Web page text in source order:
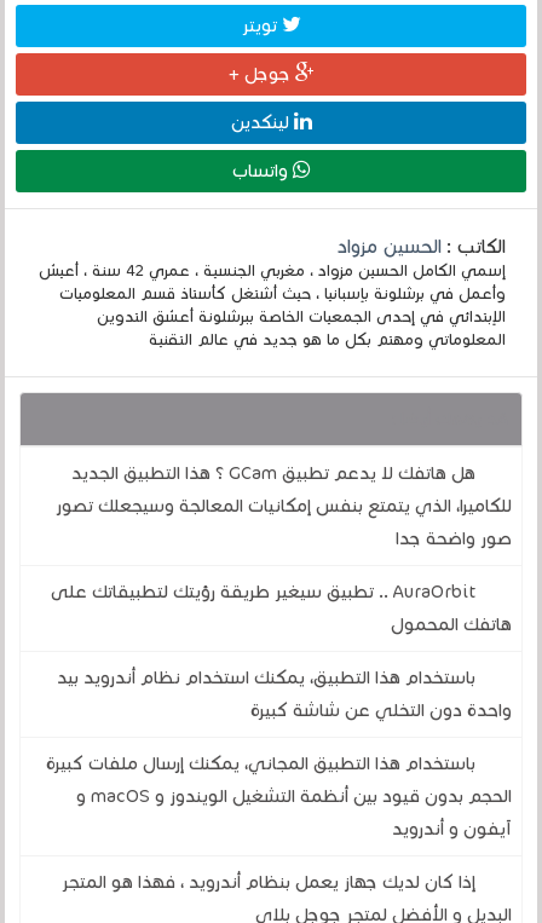
تويتر
جوجل +
لينكدين
واتساب
الكاتب :الحسين مزواد
إسمي الكامل الحسين مزواد ، مغربي الجنسية ، عمري 42 سنة ، أعيش
وأعمل في برشلونة بإسبانيا ، حيث أشتغل كأستاذ قسم المعلوميات
الإبتدائي في إحدى الجمعيات الخاصة ببرشلونة أعشق التدوين
المعلوماتي ومهتم بكل ما هو جديد في عالم التقنية
هل هاتفك لا يدعم تطبيق GCam ؟ هذا التطبيق الجديد
للكاميرا، الذي يتمتع بنفس إمكانيات المعالجة وسيجعلك تصور
صور واضحة جدا
AuraOrbit .. تطبيق سيغير طريقة رؤيتك لتطبيقاتك على
هاتفك المحمول
باستخدام هذا التطبيق، يمكنك استخدام نظام أندرويد بيد
واحدة دون التخلي عن شاشة كبيرة
باستخدام هذا التطبيق المجاني، يمكنك إرسال ملفات كبيرة
الحجم بدون قيود بين أنظمة التشغيل الويندوز و macOS و
آيفون و أندرويد
إذا كان لديك جهاز يعمل بنظام أندرويد ، فهذا هو المتجر
البديل و الأفضل لمتجر جوجل بلاي